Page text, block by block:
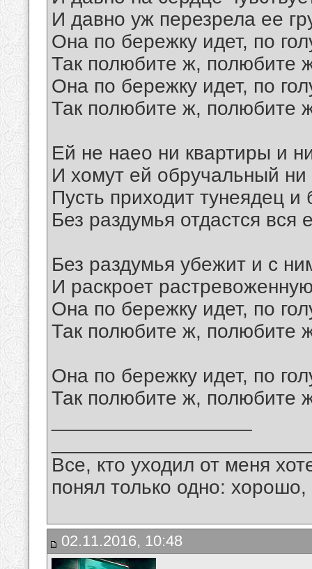
И давно уж перезрела ее
Она по бережку идет, по
Так полюбите ж, полюбите
Она по бережку идет, по
Так полюбите ж, полюбите
Ей не наео ни квартиры и
И хомут ей обручальный ни
Пусть приходит тунеядец и
Без раздумья отдастся вся
Без раздумья убежит и с
И раскроет
Она по бережку идет, по
Так полюбите ж, полюбите
Она по бережку идет, по
Так полюбите ж, полюбите
Все, кто уходил от меня
понял только одно:
02.11.2016, 10:48